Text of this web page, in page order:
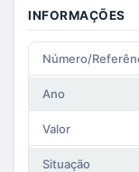
INFORMAÇÕES
Número/
Ano
Valor
Situação